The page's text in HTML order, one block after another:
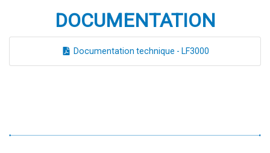
DOCUMENTATION
Documentation technique - LF3000